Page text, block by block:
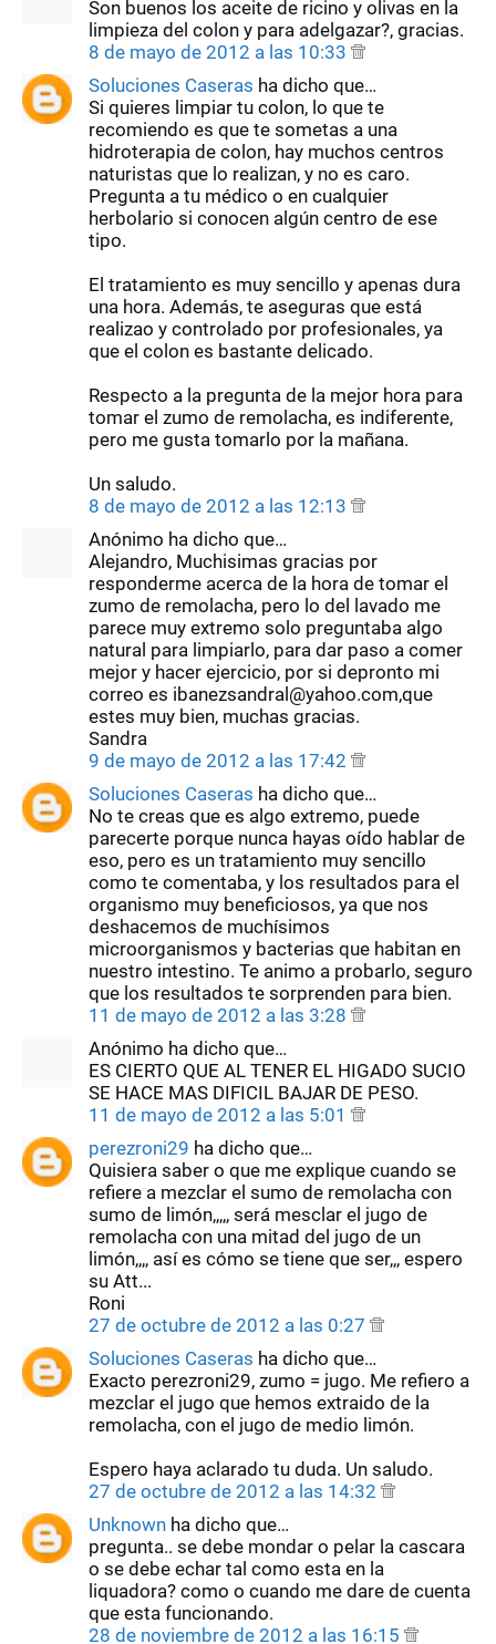
Son buenos los aceite de ricino y olivas en la
limpieza del colon y para adelgazar?, gracias.
8 de mayo de 2012 a las 10:33
Soluciones Caseras ha dicho que…
Si quieres limpiar tu colon, lo que te
recomiendo es que te sometas a una
hidroterapia de colon, hay muchos centros
naturistas que lo realizan, y no es caro.
Pregunta a tu médico o en cualquier
herbolario si conocen algún centro de ese
tipo.
El tratamiento es muy sencillo y apenas dura
una hora. Además, te aseguras que está
realizao y controlado por profesionales, ya
que el colon es bastante delicado.
Respecto a la pregunta de la mejor hora para
tomar el zumo de remolacha, es indiferente,
pero me gusta tomarlo por la mañana.
Un saludo.
8 de mayo de 2012 a las 12:13
Anónimo ha dicho que…
Alejandro, Muchisimas gracias por
responderme acerca de la hora de tomar el
zumo de remolacha, pero lo del lavado me
parece muy extremo solo preguntaba algo
natural para limpiarlo, para dar paso a comer
mejor y hacer ejercicio, por si depronto mi
correo es ibanezsandral@yahoo.com,que
estes muy bien, muchas gracias.
Sandra
9 de mayo de 2012 a las 17:42
Soluciones Caseras ha dicho que…
No te creas que es algo extremo, puede
parecerte porque nunca hayas oído hablar de
eso, pero es un tratamiento muy sencillo
como te comentaba, y los resultados para el
organismo muy beneficiosos, ya que nos
deshacemos de muchísimos
microorganismos y bacterias que habitan en
nuestro intestino. Te animo a probarlo, seguro
que los resultados te sorprenden para bien.
11 de mayo de 2012 a las 3:28
Anónimo ha dicho que…
ES CIERTO QUE AL TENER EL HIGADO SUCIO
SE HACE MAS DIFICIL BAJAR DE PESO.
11 de mayo de 2012 a las 5:01
perezroni29 ha dicho que…
Quisiera saber o que me explique cuando se
refiere a mezclar el sumo de remolacha con
sumo de limón,,,,, será mesclar el jugo de
remolacha con una mitad del jugo de un
limón,,,, así es cómo se tiene que ser,,, espero
su Att...
Roni
27 de octubre de 2012 a las 0:27
Soluciones Caseras ha dicho que…
Exacto perezroni29, zumo = jugo. Me refiero a
mezclar el jugo que hemos extraido de la
remolacha, con el jugo de medio limón.
Espero haya aclarado tu duda. Un saludo.
27 de octubre de 2012 a las 14:32
Unknown ha dicho que…
pregunta.. se debe mondar o pelar la cascara
o se debe echar tal como esta en la
liquadora? como o cuando me dare de cuenta
que esta funcionando.
28 de noviembre de 2012 a las 16:15